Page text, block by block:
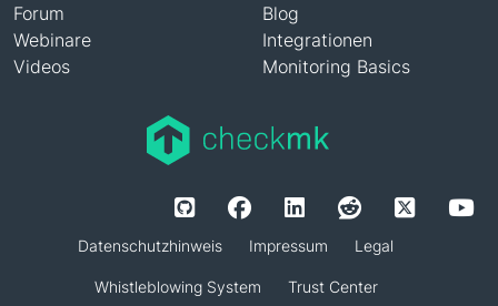
Forum
Webinare
Videos
Blog
Integrationen
Monitoring Basics
Datenschutzhinweis Impressum Legal
Whistleblowing System Trust Center